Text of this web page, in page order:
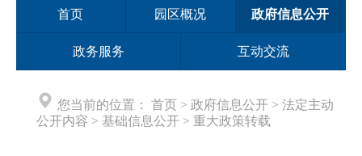
首页 园区概况 政府信息公开
政务服务 互动交流
您当前的位置： 首页 > 政府信息公开 > 法定主动
公开内容 > 基础信息公开 > 重大政策转载